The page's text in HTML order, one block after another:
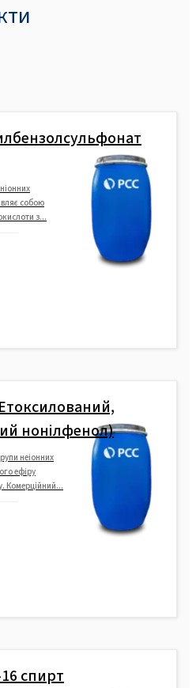
собою
з...
нонілфенол)
неіонних
ефіру
Комерційний...
спирт